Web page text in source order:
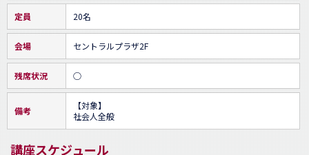
定員 20名
会場 セントラルプラザ2F
残席状況 ○
備考
【対象】
社会人全般
講座スケジュール